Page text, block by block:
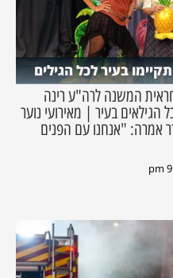
בעיר לכל הגילים
המשנה לרה"ע רינה
הגילאים בעיר | מאירועי נוער
אמרה: "אנחנו עם הפנים